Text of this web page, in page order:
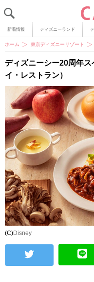
新着情報 ディズニーランド
ホーム 東京ディズニーリゾート
ディズニーシー20周年
イ・レストラン）
(C)Disney